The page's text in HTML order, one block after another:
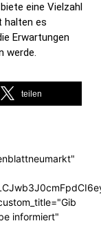
eine Vielzahl
halten es
Erwartungen
werde.
teilen
informiert"